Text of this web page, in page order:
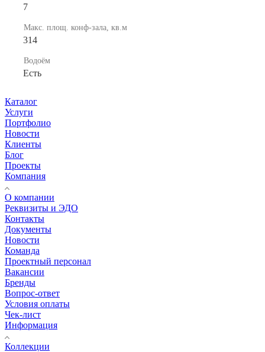
7
Макс. площ. конф-зала, кв.м
314
Водоём
Есть
Каталог
Услуги
Портфолио
Новости
Клиенты
Блог
Проекты
Компания
О компании
Реквизиты и ЭДО
Контакты
Документы
Новости
Команда
Проектный персонал
Вакансии
Бренды
Вопрос-ответ
Условия оплаты
Чек-лист
Информация
Коллекции